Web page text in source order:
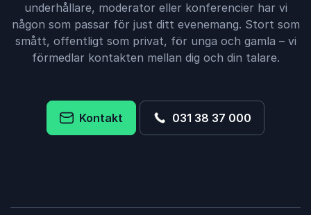
underhållare, moderator eller konferencier har vi
någon som passar för just ditt evenemang. Stort som
smått, offentligt som privat, för unga och gamla – vi
förmedlar kontakten mellan dig och din talare.
Kontakt 031 38 37 000